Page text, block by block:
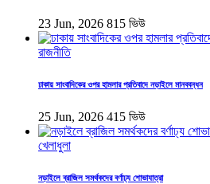
23 Jun, 2026 815 ভিউ
রাজনীতি
ঢাকায় সাংবাদিকের ওপর হামলার প্রতিবাদে নড়াইলে মানববন্ধন
25 Jun, 2026 415 ভিউ
খেলাধুলা
নড়াইলে ব্রাজিল সমর্থকদের বর্ণাঢ্য শোভাযাত্রা